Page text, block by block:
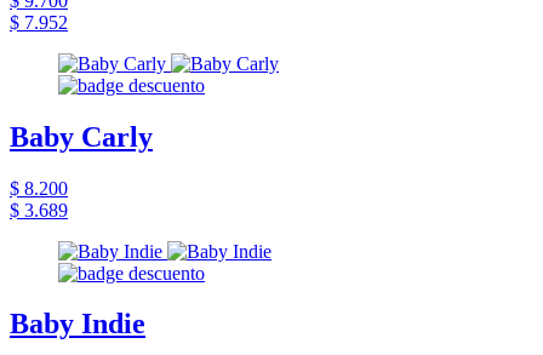
$ 7.952
Baby Carly
$ 8.200
$ 3.689
Baby Indie